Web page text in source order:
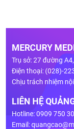
MERCURY
Trụ sở: 27 đường
Điện thoại: (028)-
Chịu trách nhiệm
LIÊN HỆ
Hotline: 0909 750
Email: